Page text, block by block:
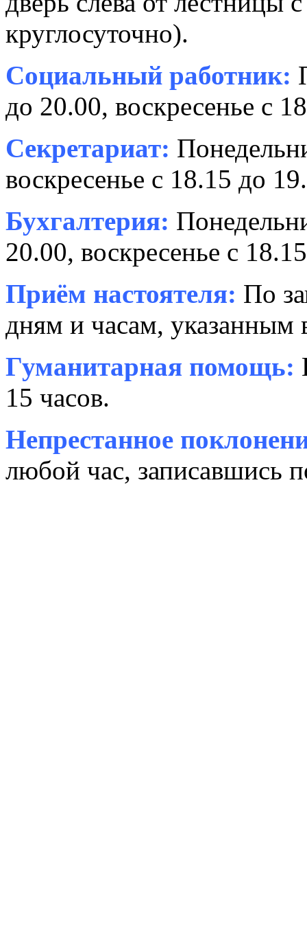
круглосуточно).
Социальный работник:
до 20.00, воскресенье с
Секретариат:
воскресенье с 18.15 до
Бухгалтерия:
20.00, воскресенье с
Приём настоятеля: По
дням и часам, указанным
Гуманитарная помощь:
15 часов.
Непрестанное
любой час, записавшись